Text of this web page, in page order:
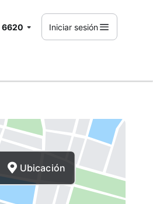
6620 Iniciar sesión
Ubicación